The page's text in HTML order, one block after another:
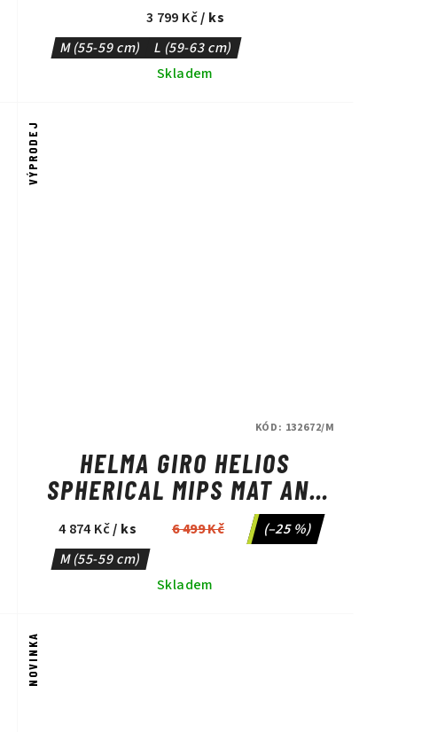
3 799 Kč/ ks
M (55-59 cm)
L (59-63 cm)
Skladem
VÝPRODEJ
HELMA GIRO HELIOS
SPHERICAL MIPS MAT ANO
4 874 Kč/ ks 6 499 Kč
(–25 %)
M (55-59 cm)
Skladem
KÓD: 132672/M
NOVINKA